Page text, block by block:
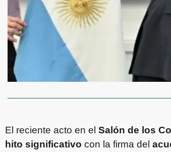
El reciente acto en el Salón de los
hito significativo con la firma del